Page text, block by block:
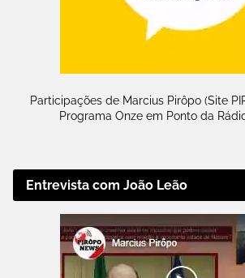
Participações de Marcius Pirôpo (Site
Programa Onze em Ponto da
Entrevista com João Leão